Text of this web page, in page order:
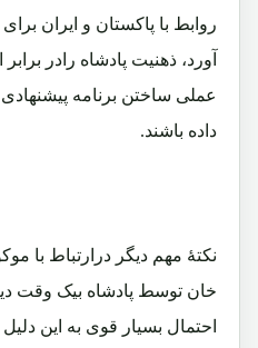
روابط با پاکستان و ایران
آورد، ذهنیت پادشاه رادر
عملی ساختن برنامه
داده باشند.
نکتۀ مهم دیگر درارتباط با
خان توسط پادشاه بیک وقت
احتمال بسیار قوی به این